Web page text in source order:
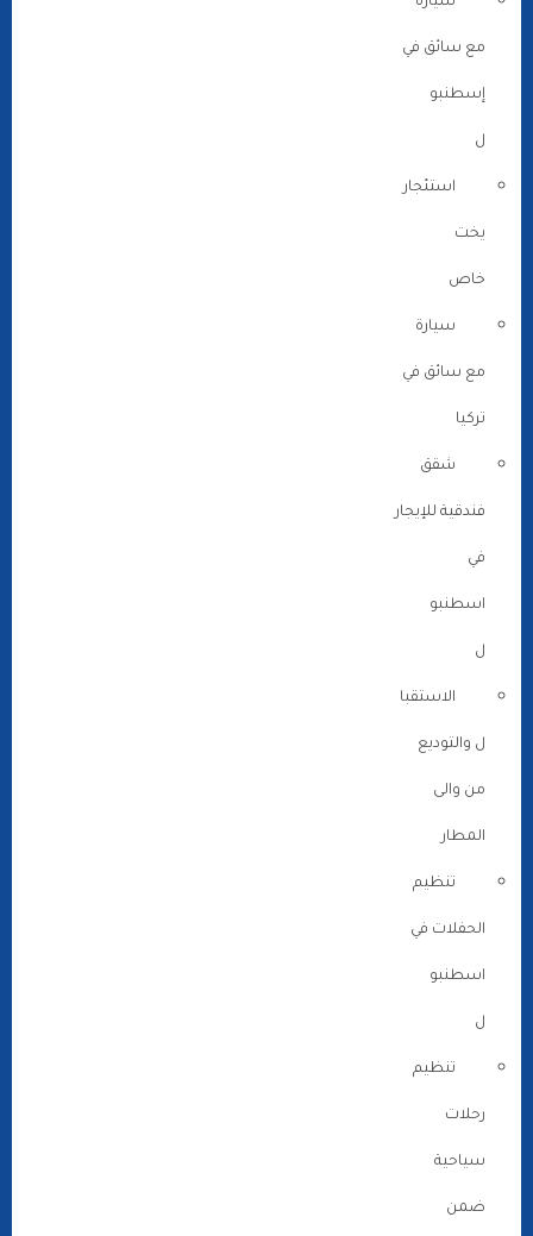
مع سائق في
إسطنبو
ل
استئجار
يخت
خاص
سيارة
مع سائق في
تركيا
شقق
فندقية للإيجار
في
اسطنبو
ل
الاستقبا
ل والتوديع
من والى
المطار
تنظيم
الحفلات في
اسطنبو
ل
تنظيم
رحلات
سياحية
ضمن